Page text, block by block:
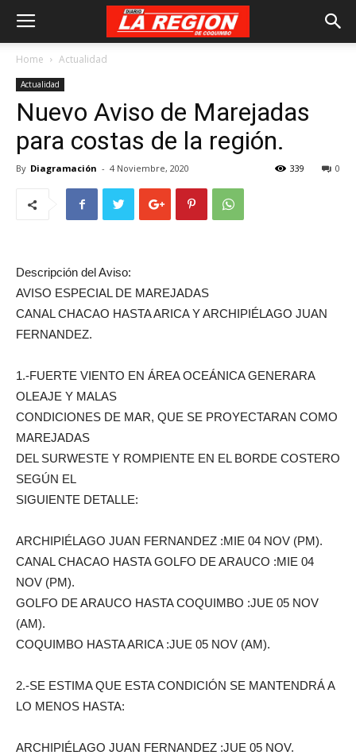
Home Actualidad
Actualidad
Nuevo Aviso de Marejadas
para costas de la región.
By Diagramación - 4 Noviembre, 2020 0
339
Descripción del Aviso:
AVISO ESPECIAL DE MAREJADAS
CANAL CHACAO HASTA ARICA Y ARCHIPIÉLAGO JUAN
FERNANDEZ.
1.-FUERTE VIENTO EN ÁREA OCEÁNICA GENERARA
OLEAJE Y MALAS
CONDICIONES DE MAR, QUE SE PROYECTARAN COMO
MAREJADAS
DEL SURWESTE Y ROMPIENTE EN EL BORDE COSTERO
SEGÚN EL
SIGUIENTE DETALLE:
ARCHIPIÉLAGO JUAN FERNANDEZ :MIE 04 NOV (PM).
CANAL CHACAO HASTA GOLFO DE ARAUCO :MIE 04
NOV (PM).
GOLFO DE ARAUCO HASTA COQUIMBO :JUE 05 NOV
(AM).
COQUIMBO HASTA ARICA :JUE 05 NOV (AM).
2.-SE ESTIMA QUE ESTA CONDICIÓN SE MANTENDRÁ A
LO MENOS HASTA:
ARCHIPIÉLAGO JUAN FERNANDEZ :JUE 05 NOV.